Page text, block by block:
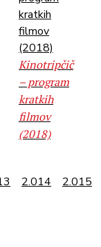
kratkih
filmov
(2018)
Kinotripčič
– program
kratkih
filmov
(2018)
2.014 2.015